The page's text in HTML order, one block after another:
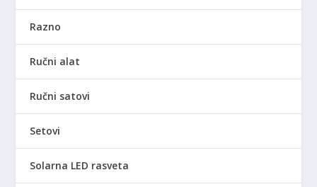
Razno
Ručni alat
Ručni satovi
Setovi
Solarna LED rasveta